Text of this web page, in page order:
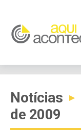
Notícias ▸
de 2009